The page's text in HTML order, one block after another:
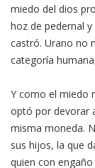
miedo del dios
hoz de pedernal
castró. Urano no
categoría
Y como el miedo
optó por devorar
misma moneda.
sus hijos, la que
quien con